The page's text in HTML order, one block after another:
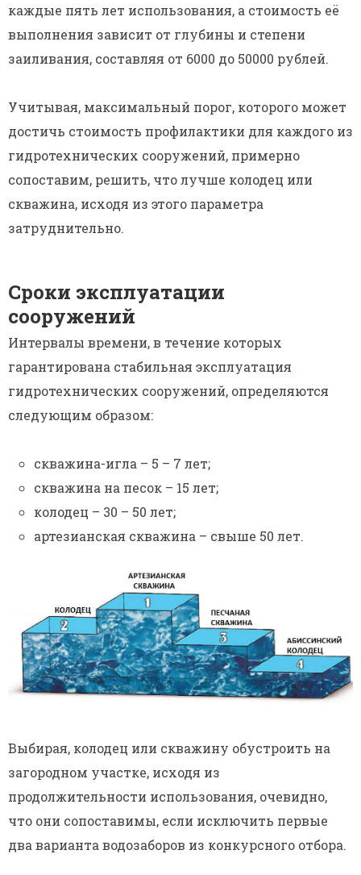
каждые пять лет использования, а стоимость её
выполнения зависит от глубины и степени
заиливания, составляя от 6000 до 50000 рублей.
Учитывая, максимальный порог, которого может
достичь стоимость профилактики для каждого из
гидротехнических сооружений, примерно
сопоставим, решить, что лучше колодец или
скважина, исходя из этого параметра
затруднительно.
Сроки эксплуатации
сооружений
Интервалы времени, в течение которых
гарантирована стабильная эксплуатация
гидротехнических сооружений, определяются
следующим образом:
скважина-игла – 5 – 7 лет;
скважина на песок – 15 лет;
колодец – 30 – 50 лет;
артезианская скважина – свыше 50 лет.
Выбирая, колодец или скважину обустроить на
загородном участке, исходя из
продолжительности использования, очевидно,
что они сопоставимы, если исключить первые
два варианта водозаборов из конкурсного отбора.